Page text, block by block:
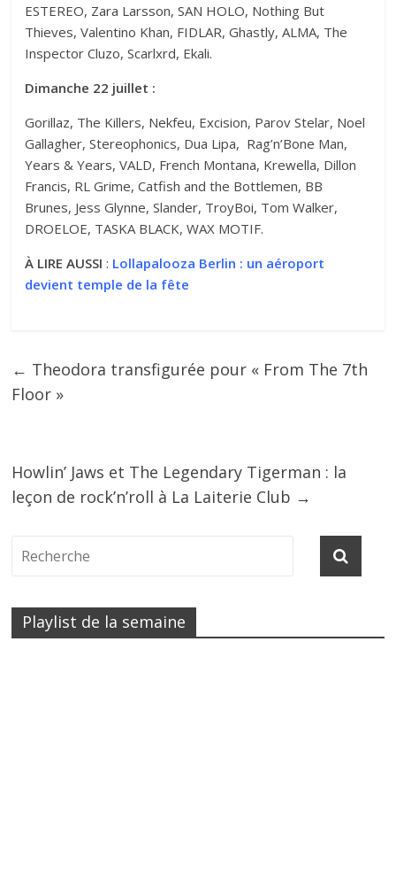
ESTEREO, Zara Larsson, SAN HOLO, Nothing But
Thieves, Valentino Khan, FIDLAR, Ghastly, ALMA, The
Inspector Cluzo, Scarlxrd, Ekali.
Dimanche 22 juillet :
Gorillaz, The Killers, Nekfeu, Excision, Parov Stelar, Noel
Gallagher, Stereophonics, Dua Lipa, Rag’n’Bone Man,
Years & Years, VALD, French Montana, Krewella, Dillon
Francis, RL Grime, Catfish and the Bottlemen, BB
Brunes, Jess Glynne, Slander, TroyBoi, Tom Walker,
DROELOE, TASKA BLACK, WAX MOTIF.
À LIRE AUSSI : Lollapalooza Berlin : un aéroport
devient temple de la fête
← Theodora transfigurée pour « From The 7th
Floor »
Howlin’ Jaws et The Legendary Tigerman : la
leçon de rock’n’roll à La Laiterie Club →
Playlist de la semaine